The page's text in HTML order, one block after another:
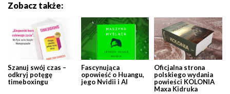
Zobacz także:
Szanuj swój czas –
odkryj potęgę
timeboxingu
Fascynująca
opowieść o Huangu,
jego Nvidii i AI
Oficjalna strona
polskiego wydania
powieści KOLONIA
Maxa Kidruka